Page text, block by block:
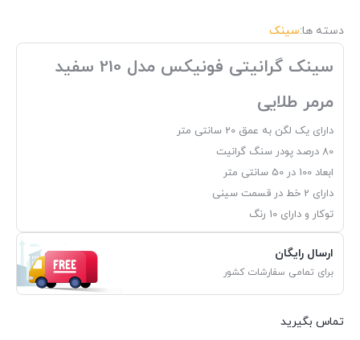
دسته ها:سینک
سینک گرانیتی فونیکس مدل 210 سفید
مرمر طلایی
دارای یک لگن به عمق 20 سانتی متر
80 درصد پودر سنگ گرانیت
ابعاد 100 در 50 سانتی متر
دارای 2 خط در قسمت سینی
توکار و دارای 10 رنگ
ارسال رایگان
برای تمامی سفارشات کشور
تماس بگیرید